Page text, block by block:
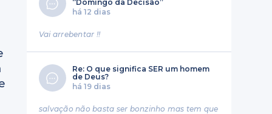
“Domingo da Decisão”
há 12 dias
Vai arrebentar !!
Re: O que significa SER um homem
de Deus?
há 19 dias
salvação não basta ser bonzinho mas tem que